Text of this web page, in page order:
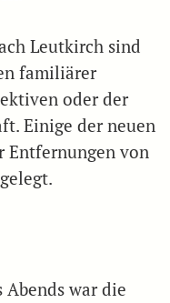
Leutkirch sind
familiärer
oder der
Einige der neuen
Entfernungen von
war die